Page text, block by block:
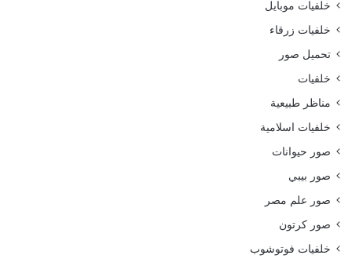
خلفيات موبايل
خلفيات زرقاء
تحميل صور
خلفيات
مناظر طبيعية
خلفيات اسلامية
صور حيوانات
صور بيبي
صور علم مصر
صور كرتون
خلفيات فوتوشوب